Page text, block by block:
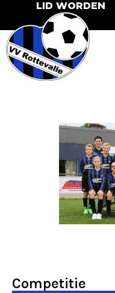
LID WORDEN
Competitie